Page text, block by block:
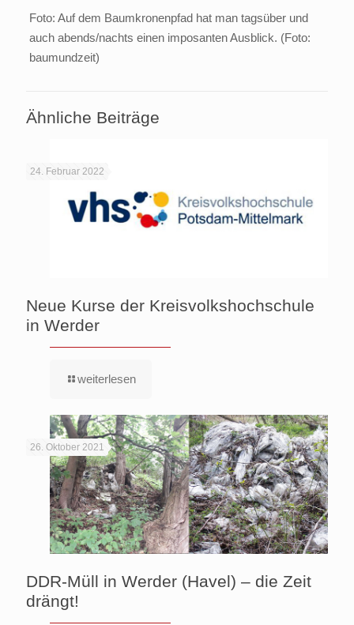
Foto: Auf dem Baumkronenpfad hat man tagsüber und
auch abends/nachts einen imposanten Ausblick. (Foto:
baumundzeit)
Ähnliche Beiträge
24. Februar 2022
Neue Kurse der Kreisvolkshochschule
in Werder
weiterlesen
26. Oktober 2021
DDR-Müll in Werder (Havel) – die Zeit
drängt!